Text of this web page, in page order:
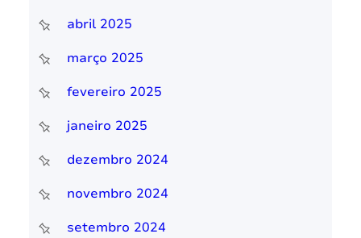
abril 2025
março 2025
fevereiro 2025
janeiro 2025
dezembro 2024
novembro 2024
setembro 2024